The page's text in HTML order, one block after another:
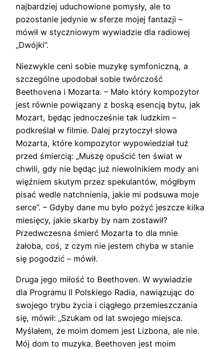
najbardziej uduchowione pomysły, ale to
pozostanie jedynie w sferze mojej fantazji –
mówił w styczniowym wywiadzie dla radiowej
„Dwójki”.
Niezwykle ceni sobie muzykę symfoniczną, a
szczególne upodobał sobie twórczość
Beethovena i Mozarta. – Mało który kompozytor
jest równie powiązany z boską esencją bytu, jak
Mozart, będąc jednocześnie tak ludzkim –
podkreślał w filmie. Dalej przytoczył słowa
Mozarta, które kompozytor wypowiedział tuż
przed śmiercią: „Muszę opuścić ten świat w
chwili, gdy nie będąc już niewolnikiem mody ani
więźniem skutym przez spekulantów, mógłbym
pisać wedle natchnienia, jakie mi podsuwa moje
serce”. – Gdyby dane mu było pożyć jeszcze kilka
miesięcy, jakie skarby by nam zostawił?
Przedwczesna śmierć Mozarta to dla mnie
żałoba, coś, z czym nie jestem chyba w stanie
się pogodzić – mówił.
Druga jego miłość to Beethoven. W wywiadzie
dla Programu II Polskiego Radia, nawiązując do
swojego trybu życia i ciągłego przemieszczania
się, mówił: „Szukam od lat swojego miejsca.
Myślałem, że moim domem jest Lizbona, ale nie.
Mój dom to muzyka. Beethoven jest moim